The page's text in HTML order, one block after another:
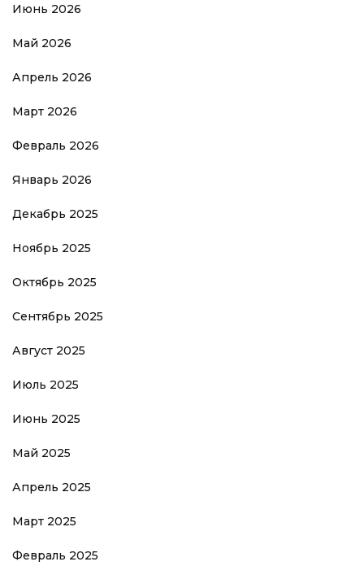
Июнь 2026
Май 2026
Апрель 2026
Март 2026
Февраль 2026
Январь 2026
Декабрь 2025
Ноябрь 2025
Октябрь 2025
Сентябрь 2025
Август 2025
Июль 2025
Июнь 2025
Май 2025
Апрель 2025
Март 2025
Февраль 2025